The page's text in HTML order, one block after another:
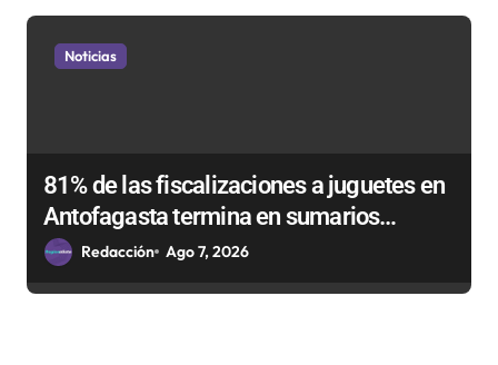
Noticias
81% de las fiscalizaciones a juguetes en
Antofagasta termina en sumarios
sanitarios
Redacción Ago 7, 2026